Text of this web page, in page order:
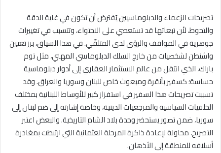
تصريحات الزعماء والدبلوماسيين يُفترض أن تكون في غاية الدقة
والتحوط، لأن تبعاتها قد تستعصي على الاحتواء، وتتسبب في تغييرات
جوهرية في المواقف والرؤى لدى المتلقّي. في هذا السياق، برز تعيين
واشنطن لشخصيات من خارج السلك الدبلوماسي المهني، مثل توم
باراك، الذي انتقل من عالم الاستثمار العقاري إلى أدوار دبلوماسية
حساسة؛ كسفير بأنقرة ومبعوث خاص للبنان وسوريا والعراق. وقد
تسببت تصريحات هذا السفير في استفزاز كبير للأوساط اللبنانية بمختلف
الخلفيات السياسية والمرجعيات الدينية، وخاصة إشارته إلى ضم لبنان إلى
سوريا، ضمن تصور يستحضر وحدة بلاد الشام التاريخية. والبعض اعتبر
التصريح، محاولة لإعادة ذاكرة المرحلة العثمانية التي ارتبطت بمغادرة
أسلافه للمنطقة إلى الأذهان.